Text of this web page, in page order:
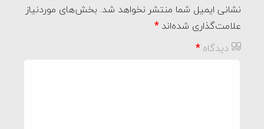
نشانی ایمیل شما منتشر نخواهد شد. بخش‌های موردنیاز
علامت‌گذاری شده‌اند*
دیدگاه*